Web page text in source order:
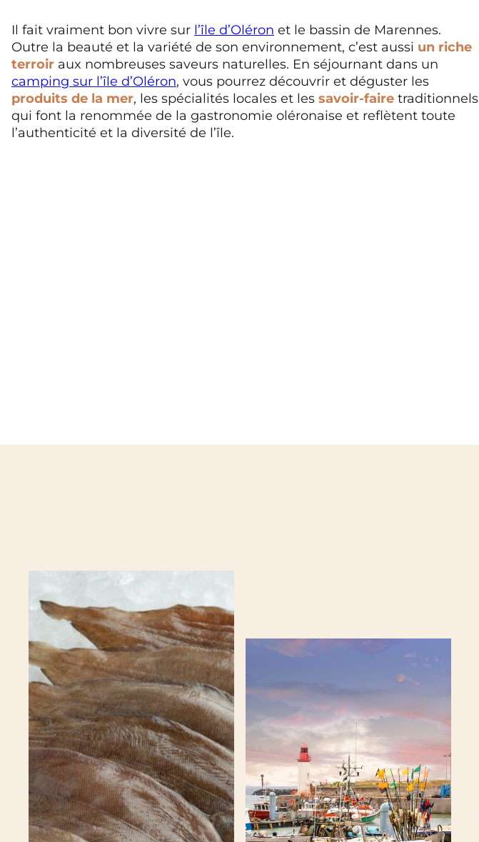
Il fait vraiment bon vivre sur l’île d’Oléron et le bassin de Marennes.
Outre la beauté et la variété de son environnement, c’est aussi un riche
terroir aux nombreuses saveurs naturelles. En séjournant dans un
camping sur l’île d’Oléron, vous pourrez découvrir et déguster les
produits de la mer, les spécialités locales et les savoir-faire traditionnels
qui font la renommée de la gastronomie oléronaise et reflètent toute
l’authenticité et la diversité de l’île.